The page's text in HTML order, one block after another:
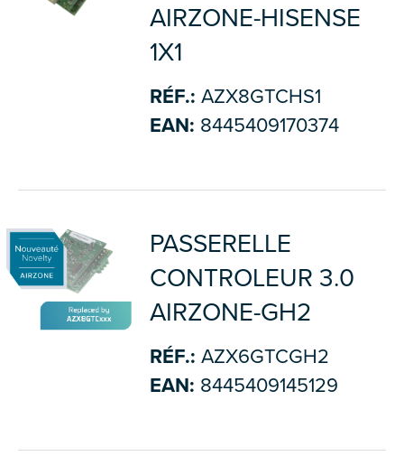
AIRZONE-HISENSE
1X1
RÉF.: AZX8GTCHS1
EAN: 8445409170374
PASSERELLE
CONTROLEUR 3.0
AIRZONE-GH2
RÉF.: AZX6GTCGH2
EAN: 8445409145129